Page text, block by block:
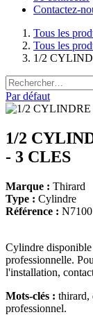
Contactez-
Tous les
Tous les
1/2
Par défaut
1/2
- 3 CLES
Marque : Thirard
Type : Cylindre
Référence : N7100
Cylindre disponible
professionnelle.
l'installation,
Mots-clés : thirard,
professionnel.